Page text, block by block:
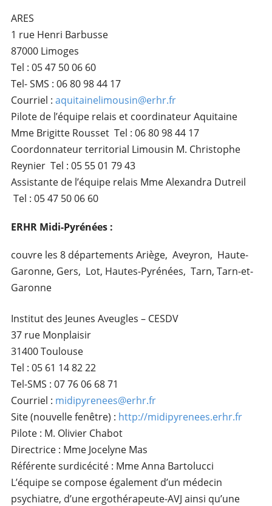
ARES
1 rue Henri Barbusse
87000 Limoges
Tel : 05 47 50 06 60
Tel- SMS : 06 80 98 44 17
Courriel : aquitainelimousin@erhr.fr
Pilote de l’équipe relais et coordinateur Aquitaine
Mme Brigitte Rousset Tel : 06 80 98 44 17
Coordonnateur territorial Limousin M. Christophe
Reynier Tel : 05 55 01 79 43
Assistante de l’équipe relais Mme Alexandra Dutreil
Tel : 05 47 50 06 60
ERHR Midi-Pyrénées :
couvre les 8 départements Ariège, Aveyron, Haute-
Garonne, Gers, Lot, Hautes-Pyrénées, Tarn, Tarn-et-
Garonne
Institut des Jeunes Aveugles – CESDV
37 rue Monplaisir
31400 Toulouse
Tel : 05 61 14 82 22
Tel-SMS : 07 76 06 68 71
Courriel : midipyrenees@erhr.fr
Site (nouvelle fenêtre) : http://midipyrenees.erhr.fr
Pilote : M. Olivier Chabot
Directrice : Mme Jocelyne Mas
Référente surdicécité : Mme Anna Bartolucci
L’équipe se compose également d’un médecin
psychiatre, d’une ergothérapeute-AVJ ainsi qu’une